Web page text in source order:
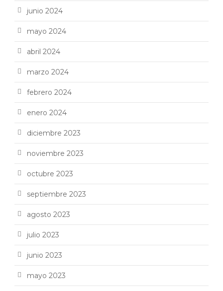
junio 2024
mayo 2024
abril 2024
marzo 2024
febrero 2024
enero 2024
diciembre 2023
noviembre 2023
octubre 2023
septiembre 2023
agosto 2023
julio 2023
junio 2023
mayo 2023